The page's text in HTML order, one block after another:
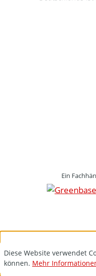
Ein
Diese Website verwendet
können. Mehr